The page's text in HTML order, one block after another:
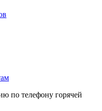
по телефону горячей